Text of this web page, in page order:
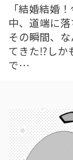
「結婚結婚
中、道端に落
その瞬間、
てきた⁉しか
で…